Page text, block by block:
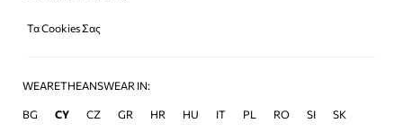
Τα Cookies Σας
WEARETHEANSWEAR IN:
BG CY CZ GR HR HU IT PL RO SI
SK